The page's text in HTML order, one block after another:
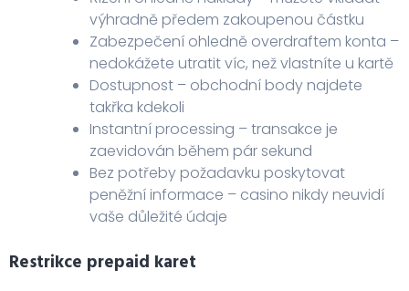
výhradně předem zakoupenou částku
Zabezpečení ohledně overdraftem konta –
nedokážete utratit víc, než vlastníte u kartě
Dostupnost – obchodní body najdete
takřka kdekoli
Instantní processing – transakce je
zaevidován během pár sekund
Bez potřeby požadavku poskytovat
peněžní informace – casino nikdy neuvidí
vaše důležité údaje
Restrikce prepaid karet